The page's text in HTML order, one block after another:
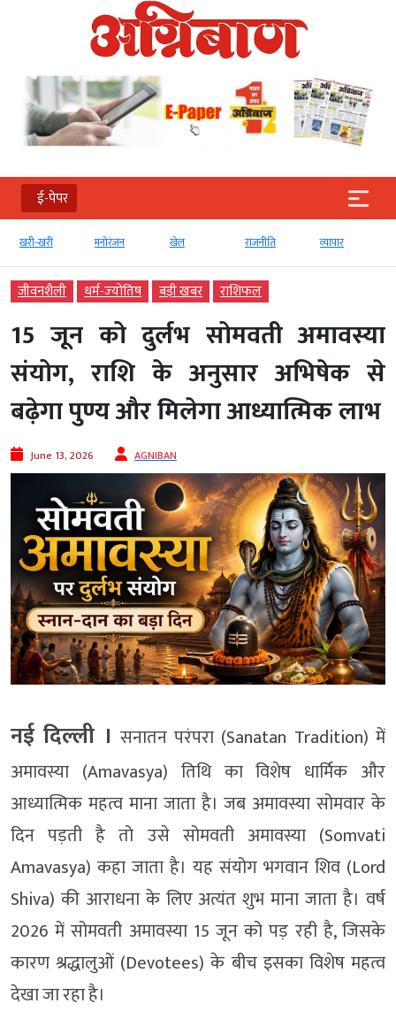
ई-पेपर
मनोरंजन खेल व्‍यापार टेक्‍नोलॉजी
जीवनशैली धर्म-ज्‍योतिष बड़ी खबर राशिफल
15 जून को दुर्लभ सोमवती अमावस्या
संयोग, राशि के अनुसार अभिषेक से
बढ़ेगा पुण्य और मिलेगा आध्यात्मिक लाभ
June 13, 2026 AGNIBAN
नई दिल्ली । सनातन परंपरा (Sanatan Tradition) में
अमावस्या (Amavasya) तिथि का विशेष धार्मिक और
आध्यात्मिक महत्व माना जाता है। जब अमावस्या सोमवार के
दिन पड़ती है तो उसे सोमवती अमावस्या (Somvati
Amavasya) कहा जाता है। यह संयोग भगवान शिव (Lord
Shiva) की आराधना के लिए अत्यंत शुभ माना जाता है। वर्ष
2026 में सोमवती अमावस्या 15 जून को पड़ रही है, जिसके
कारण श्रद्धालुओं (Devotees) के बीच इसका विशेष महत्व
देखा जा रहा है।